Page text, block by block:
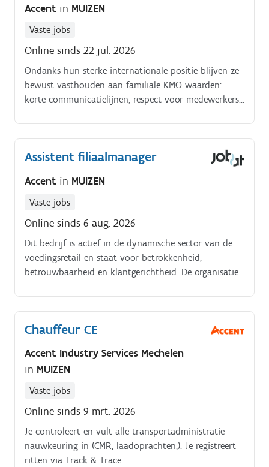
tranportdiensten met een volledig eigen
infrastructuur (terminals, wagons, containers,
Accent in MUIZEN
Vaste jobs
Online sinds 22 jul. 2026
Ondanks hun sterke internationale positie blijven ze
bewust vasthouden aan familiale KMO waarden:
korte communicatielijnen, respect voor medewerkers
Europese landen en beheert haar activiteiten volledig
autonoom.
Assistent filiaalmanager
Accent in MUIZEN
Vaste jobs
Online sinds 6 aug. 2026
Dit bedrijf is actief in de dynamische sector van de
voedingsretail en staat voor betrokkenheid,
betrouwbaarheid en klantgerichtheid. De organisatie
communicatie en korte beslissingslijnen.
Chauffeur CE
Accent Industry Services Mechelen
in MUIZEN
Vaste jobs
Online sinds 9 mrt. 2026
Je controleert en vult alle transportadministratie
nauwkeuring in (CMR, laadoprachten,). Je registreert
ritten via Track & Trace.